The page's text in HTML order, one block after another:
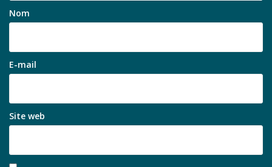
Nom
E-mail
Site web